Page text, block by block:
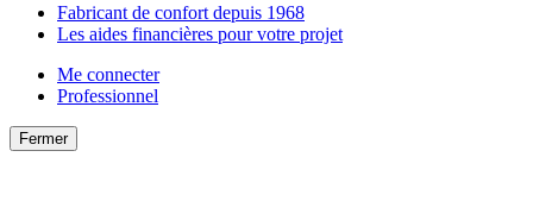
Fabricant de confort depuis 1968
Les aides financières pour votre projet
Me connecter
Professionnel
Fermer